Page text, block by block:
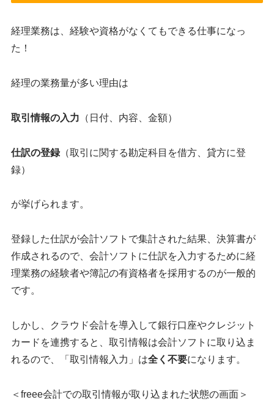
経理業務は、経験や資格がなくてもできる仕事になっ
た！
経理の業務量が多い理由は
取引情報の入力 （日付、内容、金額）
仕訳の登録（取引に関する勘定科目を借方、貸方に登
録）
が挙げられます。
登録した仕訳が会計ソフトで集計された結果、決算書が
作成されるので、会計ソフトに仕訳を入力するために経
理業務の経験者や簿記の有資格者を採用するのが一般的
です。
しかし、クラウド会計を導入して銀行口座やクレジット
カードを連携すると、取引情報は会計ソフトに取り込ま
れるので、「取引情報入力」は全く不要になります。
＜freee会計での取引情報が取り込まれた状態の画面＞